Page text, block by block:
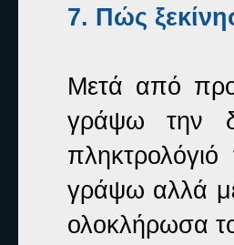
7. Πώς
Μετά από
γράψω την
γράψω αλλά
ολοκλήρωσα